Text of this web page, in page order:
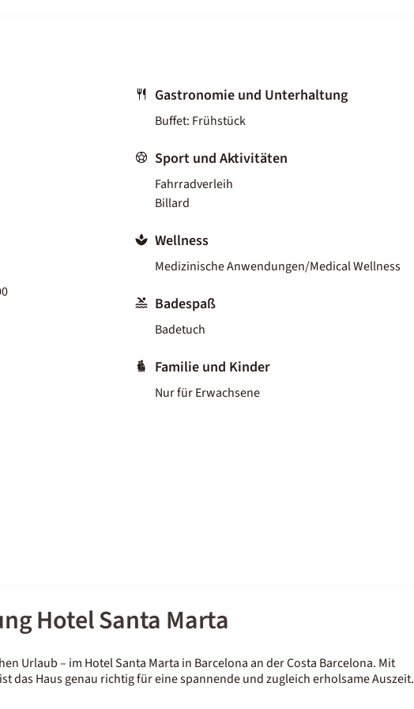
Gastronomie und Unterhaltung
Buffet: Frühstück
Sport und Aktivitäten
Fahrradverleih
Billard
Wellness
Medizinische Anwendungen/Medical Wellness
Badespaß
Badetuch
Familie und Kinder
Nur für Erwachsene
Hotel Santa Marta
Urlaub – im Hotel Santa Marta in Barcelona an der Costa Barcelona. Mit
das Haus genau richtig für eine spannende und zugleich erholsame Auszeit.